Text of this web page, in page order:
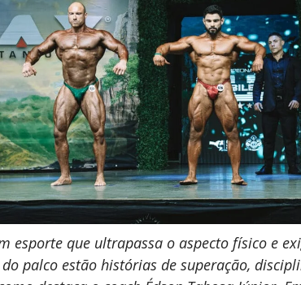
esporte que ultrapassa o aspecto físico e
palco estão histórias de superação,